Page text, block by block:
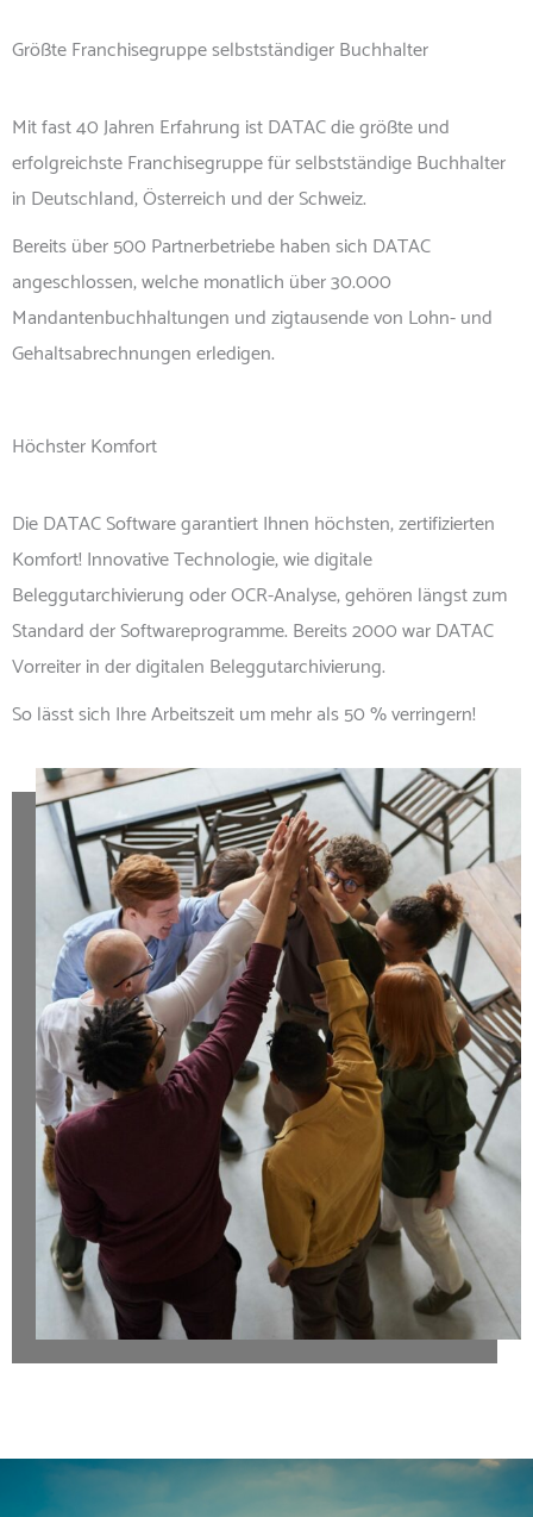
Größte Franchisegruppe selbstständiger Buchhalter
Mit fast 40 Jahren Erfahrung ist DATAC die größte und
erfolgreichste Franchisegruppe für selbstständige Buchhalter
in Deutschland, Österreich und der Schweiz.
Bereits über 500 Partnerbetriebe haben sich DATAC
angeschlossen, welche monatlich über 30.000
Mandantenbuchhaltungen und zigtausende von Lohn- und
Gehaltsabrechnungen erledigen.
Höchster Komfort
Die DATAC Software garantiert Ihnen höchsten, zertifizierten
Komfort! Innovative Technologie, wie digitale
Beleggutarchivierung oder OCR-Analyse, gehören längst zum
Standard der Softwareprogramme. Bereits 2000 war DATAC
Vorreiter in der digitalen Beleggutarchivierung.
So lässt sich Ihre Arbeitszeit um mehr als 50 % verringern!